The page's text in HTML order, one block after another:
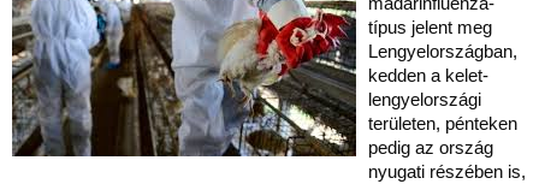
típus jelent meg
Lengyelországban,
kedden a kelet-
lengyelországi
területen, pénteken
pedig az ország
nyugati részében is,